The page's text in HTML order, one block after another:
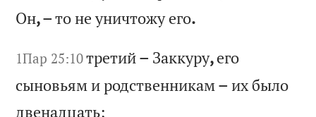
Он, –то неуничтожуего.
1Пар 25:10третий– Заккуру,его
сыновьям иродственникам – их было
двенадцать;